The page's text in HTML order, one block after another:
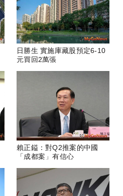
日勝生 實施庫藏股預定6-10
元買回2萬張
賴正鎰：對Q2推案的中國
「成都案」有信心